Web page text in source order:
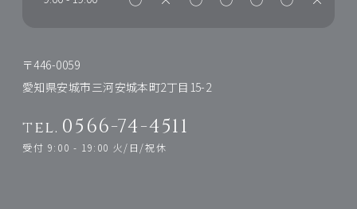
〒446-0059
愛知県安城市三河安城本町2丁目15-2
tel. 0566-74-4511
受付 9:00 - 19:00 火/日/祝休